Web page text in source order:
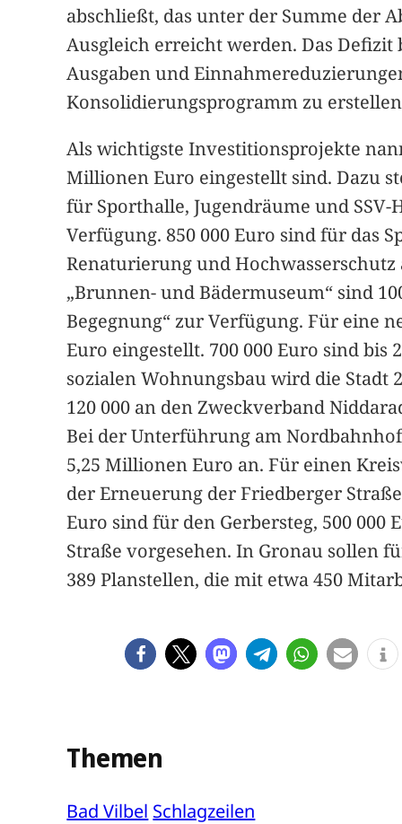
abschließt, das unter der Summe der
Ausgleich erreicht werden. Das
Ausgaben und
Konsolidierungsprogramm zu
Als wichtigste Investitionsprojekte
Millionen Euro eingestellt sind. Dazu
für Sporthalle, Jugendräume und
Verfügung. 850 000 Euro sind für das
Renaturierung und
„Brunnen- und Bädermuseum“ sind
Begegnung“ zur Verfügung. Für eine
Euro eingestellt. 700 000 Euro sind
sozialen Wohnungsbau wird die Stadt
120 000 an den Zweckverband
Bei der Unterführung am
5,25 Millionen Euro an. Für einen
der Erneuerung der Friedberger
Euro sind für den Gerbersteg, 500
Straße vorgesehen. In Gronau sollen
389 Planstellen, die mit etwa 450
Themen
Bad Vilbel Schlagzeilen